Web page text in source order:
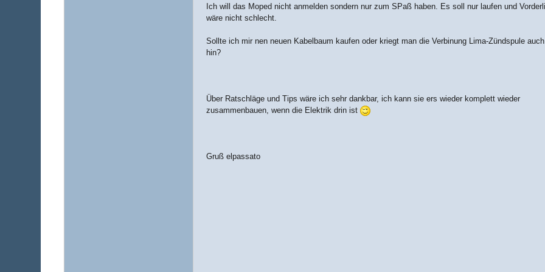
Ich will das Moped nicht anmelden sondern nur zum SPaß haben. Es soll nur laufen und
wäre nicht schlecht.
Sollte ich mir nen neuen Kabelbaum kaufen oder kriegt man die Verbinung Lima-Zündspule
hin?
Über Ratschläge und Tips wäre ich sehr dankbar, ich kann sie ers wieder komplett wieder
zusammenbauen, wenn die Elektrik drin ist
Gruß elpassato